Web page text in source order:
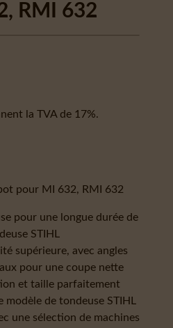
RMI 632
la TVA de 17%.
pour MI 632, RMI 632
pour une longue durée de
STIHL
supérieure, avec angles
pour une coupe nette
et taille parfaitement
de tondeuse STIHL
une sélection de machines